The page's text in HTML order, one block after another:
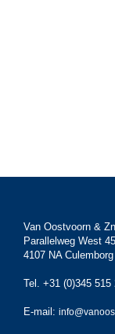
Van Oostvoorn &
Parallelweg West
4107 NA Culemborg
Tel. +31 (0)345 515
E-mail: